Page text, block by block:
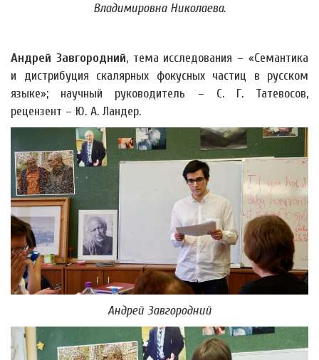
Владимировна Николаева.
Андрей Завгородний, тема исследования – «Семантика
и дистрибуция скалярных фокусных частиц в русском
языке»; научный руководитель – С. Г. Татевосов,
рецензент – Ю. А. Ландер.
Андрей Завгородний